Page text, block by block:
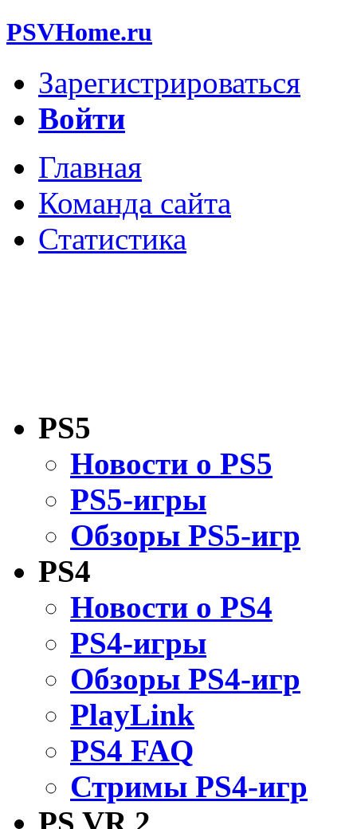
PSVHome.ru
Зарегистрироваться
Войти
Главная
Команда сайта
Статистика
PS5
Новости о PS5
PS5-игры
Обзоры PS5-игр
PS4
Новости о PS4
PS4-игры
Обзоры PS4-игр
PlayLink
PS4 FAQ
Стримы PS4-игр